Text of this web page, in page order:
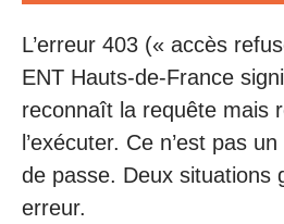
L’erreur 403 (« accès
ENT Hauts-de-France
reconnaît la requête mais
l’exécuter. Ce n’est pas
de passe. Deux situations
erreur.